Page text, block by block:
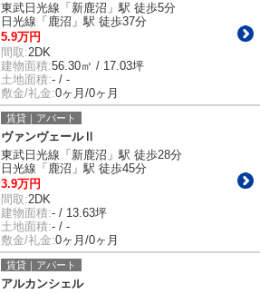
東武日光線「新鹿沼」駅 徒歩5分
日光線「鹿沼」駅 徒歩37分
5.9万円
間取:2DK
建物面積:56.30㎡ / 17.03坪
土地面積:- / -
敷金/礼金:0ヶ月/0ヶ月
賃貸｜アパート
ヴァンヴェールⅡ
東武日光線「新鹿沼」駅 徒歩28分
日光線「鹿沼」駅 徒歩45分
3.9万円
間取:2DK
建物面積:- / 13.63坪
土地面積:- / -
敷金/礼金:0ヶ月/0ヶ月
賃貸｜アパート
アルカンシェル